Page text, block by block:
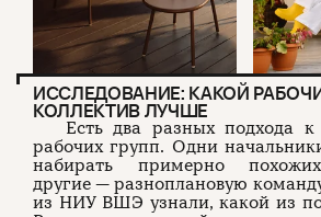
ИССЛЕДОВАНИЕ: КАКОЙ
КОЛЛЕКТИВ ЛУЧШЕ
Есть два разных подхода
рабочих групп. Одни
набирать примерно
другие — разноплановую
из НИУ ВШЭ узнали, какой из